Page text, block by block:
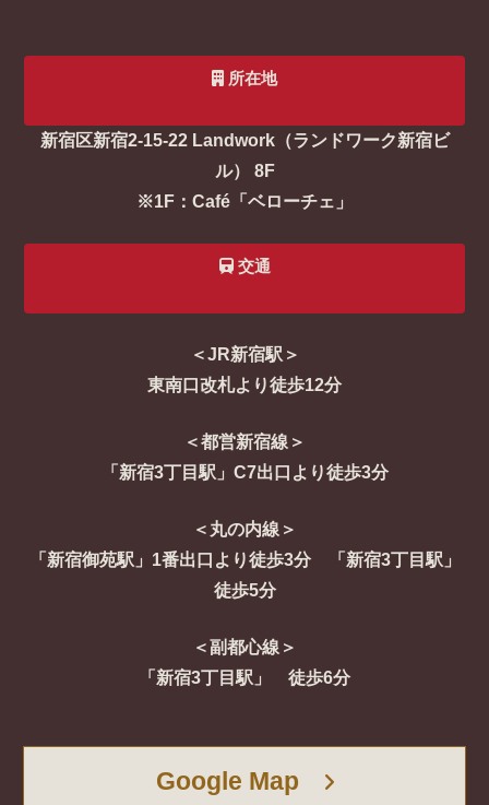
所在地
新宿区新宿2-15-22 Landwork（ランドワーク新宿ビ
ル） 8F
※1F：Café「ベローチェ」
交通
＜JR新宿駅＞
東南口改札より徒歩12分
＜都営新宿線＞
「新宿3丁目駅」C7出口より徒歩3分
＜丸の内線＞
「新宿御苑駅」1番出口より徒歩3分 「新宿3丁目駅」
徒歩5分
＜副都心線＞
「新宿3丁目駅」 徒歩6分
Google Map